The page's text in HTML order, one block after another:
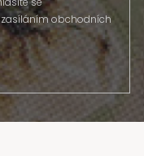
obchodních